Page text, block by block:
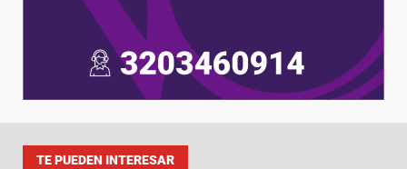
TE PUEDEN INTERESAR